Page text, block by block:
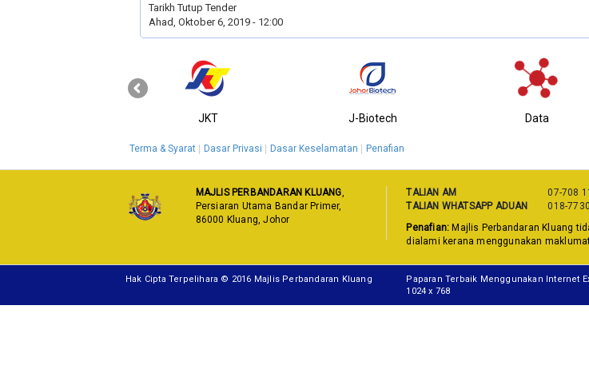
Tarikh Tutup Tender
Ahad, Oktober 6, 2019 - 12:00
JKT J-Biotech Data
‹
Terma & Syarat Dasar Privasi Dasar Keselamatan Penafian
MAJLIS PERBANDARAN KLUANG,
Persiaran Utama Bandar Primer,
86000 Kluang, Johor
TALIAN AM 07-708
TALIAN WHATSAPP ADUAN
018-
Penafian: Majlis Perbandaran Kluang
dialami kerana menggunakan
Hak Cipta Terpelihara © 2016 Majlis Perbandaran Kluang
Paparan Terbaik Menggunakan Internet
1024 x 768